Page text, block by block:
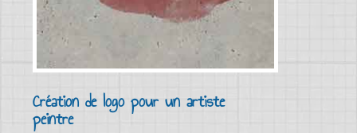
Création de logo pour un artiste
peintre